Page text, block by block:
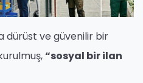
dürüst ve güvenilir bir
“sosyal bir ilan